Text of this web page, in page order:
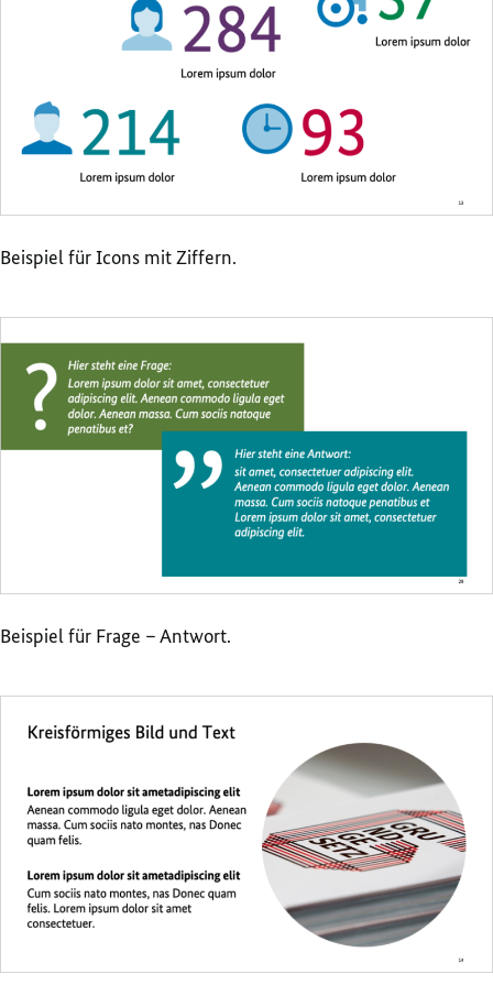
Beispiel für Icons mit Ziffern.
Beispiel für Frage – Antwort.